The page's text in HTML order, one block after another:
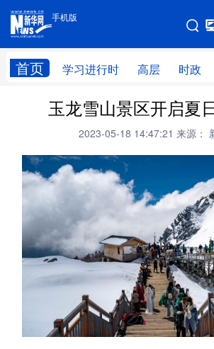
手机版
首页 学习进行时 高层 时政
手机版
网站地图
学习进行时 高层 时政
财经 网评
台湾 思客智库
科创 量子
书画 健康
访谈 视频 图片
法律 中央文件 金融
人居 信息化
玉龙雪山景区开启夏
2023-05-18 14:47:21 来源：